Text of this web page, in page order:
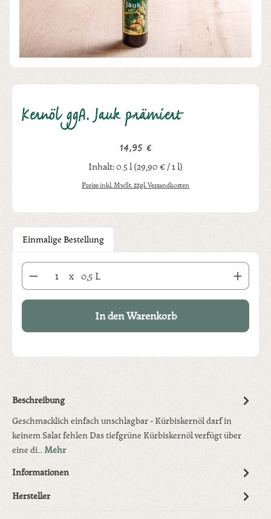
Kernöl ggA. Jauk prämiert
Regulärer Preis:
14,95 €
Inhalt:0.5 l(29,90 € / 1 l)
Preise inkl. MwSt. zzgl. Versandkosten
Einmalige Bestellung
Produkt Anzahl: Gib den gewünschten Wert ein oder benutze die
x 0,5 L
In den Warenkorb
Beschreibung
Geschmacklich einfach unschlagbar - Kürbiskernöl darf in
keinem Salat fehlen Das tiefgrüne Kürbiskernöl verfügt über
eine di…Mehr
Informationen
Hersteller